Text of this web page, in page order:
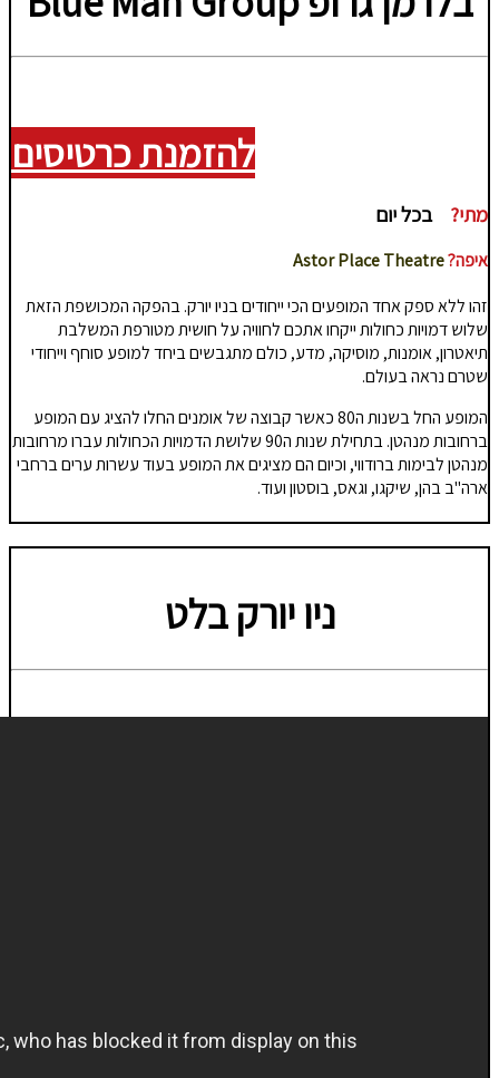
להזמנת כרטיסים
מתי? בכל יום
איפה?
זהו ללא ספק אחד המופעים הכי ייחודים בניו יורק. בהפקה המכושפת הזאת
שלוש דמויות כחולות ייקחו אתכם לחוויה על חושית מטורפת המשלבת
תיאטרון, אומנות, מוסיקה, מדע, כולם מתגבשים ביחד למופע סוחף וייחודי
שטרם נראה בעולם.
המופע החל בשנות ה80 כאשר קבוצה של אומנים החלו להציג עם המופע
ברחובות מנהטן. בתחילת שנות ה90 שלושת הדמויות הכחולות עברו מרחובות
מנהטן לבימות ברודווי, וכיום הם מציגים את המופע בעוד עשרות ערים ברחבי
ארה"ב בהן, שיקגו, וגאס, בוסטון ועוד.
ניו יורק בלט